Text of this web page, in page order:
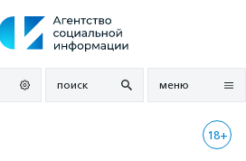
поиск меню
18+